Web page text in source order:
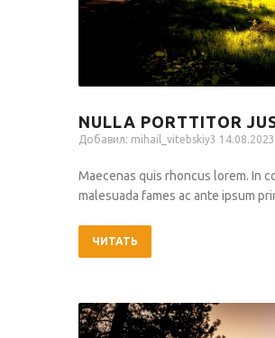
NULLA PORTTITOR
Добавил: mihail_vitebskiy3
Maecenas quis rhoncus lorem. In
malesuada fames ac ante ipsum
ЧИТАТЬ